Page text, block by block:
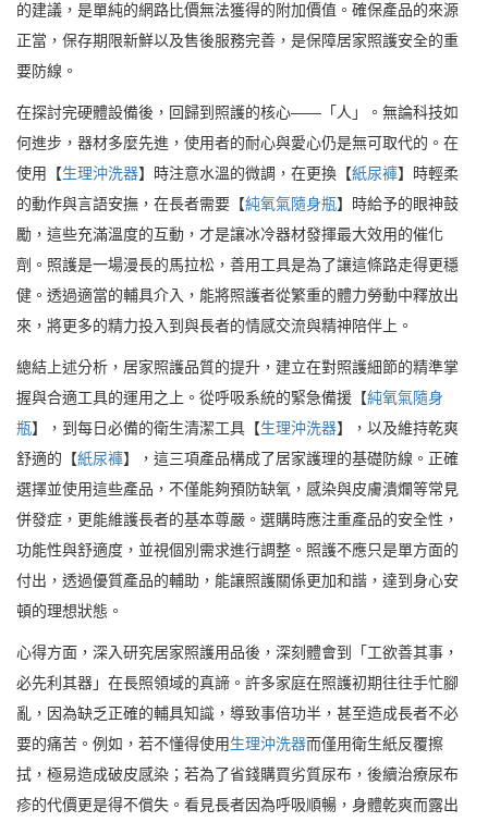
的建議，是單純的網路比價無法獲得的附加價值。確保產品的來源
正當，保存期限新鮮以及售後服務完善，是保障居家照護安全的重
要防線。
在探討完硬體設備後，回歸到照護的核心——「人」。無論科技如
何進步，器材多麼先進，使用者的耐心與愛心仍是無可取代的。在
使用【生理沖洗器】時注意水溫的微調，在更換【紙尿褲】時輕柔
的動作與言語安撫，在長者需要【純氧氣隨身瓶】時給予的眼神鼓
勵，這些充滿溫度的互動，才是讓冰冷器材發揮最大效用的催化
劑。照護是一場漫長的馬拉松，善用工具是為了讓這條路走得更穩
健。透過適當的輔具介入，能將照護者從繁重的體力勞動中釋放出
來，將更多的精力投入到與長者的情感交流與精神陪伴上。
總結上述分析，居家照護品質的提升，建立在對照護細節的精準掌
握與合適工具的運用之上。從呼吸系統的緊急備援【純氧氣隨身
瓶】，到每日必備的衛生清潔工具【生理沖洗器】，以及維持乾爽
舒適的【紙尿褲】，這三項產品構成了居家護理的基礎防線。正確
選擇並使用這些產品，不僅能夠預防缺氧，感染與皮膚潰爛等常見
併發症，更能維護長者的基本尊嚴。選購時應注重產品的安全性，
功能性與舒適度，並視個別需求進行調整。照護不應只是單方面的
付出，透過優質產品的輔助，能讓照護關係更加和諧，達到身心安
頓的理想狀態。
心得方面，深入研究居家照護用品後，深刻體會到「工欲善其事，
必先利其器」在長照領域的真諦。許多家庭在照護初期往往手忙腳
亂，因為缺乏正確的輔具知識，導致事倍功半，甚至造成長者不必
要的痛苦。例如，若不懂得使用生理沖洗器而僅用衛生紙反覆擦
拭，極易造成破皮感染；若為了省錢購買劣質尿布，後續治療尿布
疹的代價更是得不償失。看見長者因為呼吸順暢，身體乾爽而露出